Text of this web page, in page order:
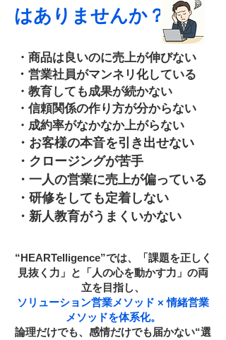
はありませんか？
・商品は良いのに売上が伸びない
・ 営業社員がマンネリ化している
・教育しても成果が続かない
・信頼関係の作り方が分からない
・成約率がなかなか上がらない
​・お客様の本音を引き出せない
・クロージングが苦手
・一人の営業に売上が偏っている
・研修をしても定着しない
・新人教育がうまくいかない
“HEARTelligence”では、「課題を正しく
見抜く力」と「人の心を動かす力」の両
立を目指し、
ソリューション営業メソッド × 情緒営業
メソッドを体系化。
論理だけでも、感情だけでも届かない“選